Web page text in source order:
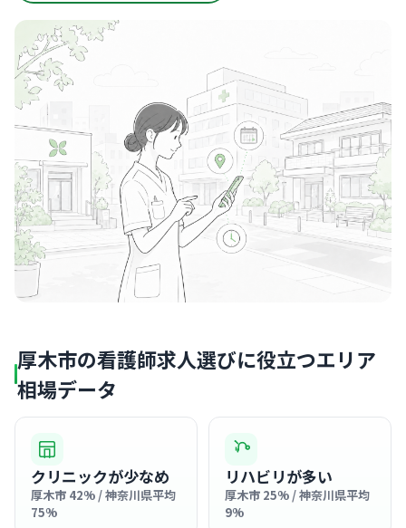
厚木市の看護師求人選びに役立つエリア
相場データ
クリニックが少なめ
厚木市 42% / 神奈川県平均
75%
リハビリが多い
厚木市 25% / 神奈川県平均
9%